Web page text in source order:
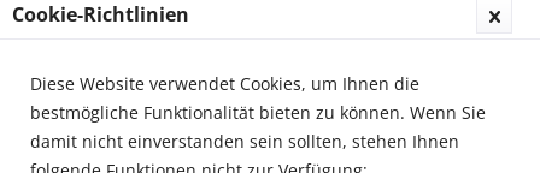
Cookie-Richtlinien
Diese Website verwendet Cookies, um Ihnen die
bestmögliche Funktionalität bieten zu können. Wenn Sie
damit nicht einverstanden sein sollten, stehen Ihnen